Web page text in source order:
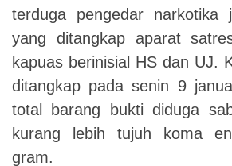
terduga pengedar narkotika
yang ditangkap aparat
kapuas berinisial HS dan UJ.
ditangkap pada senin 9
total barang bukti diduga
kurang lebih tujuh koma
gram.